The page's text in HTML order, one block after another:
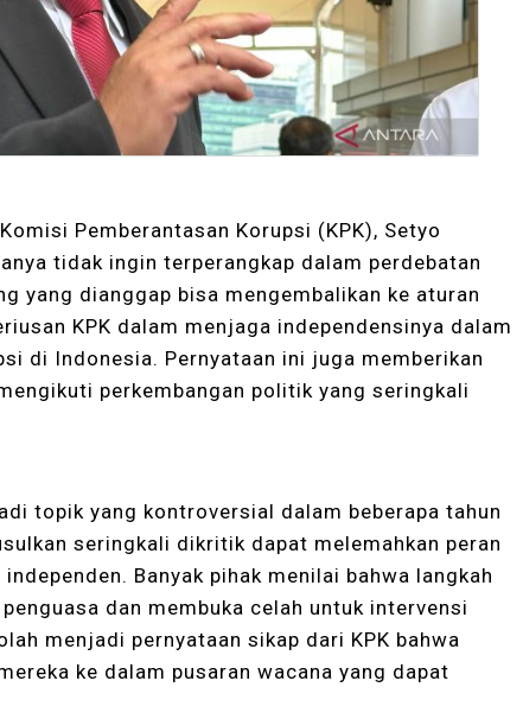
Pemberantasan Korupsi (KPK), Setyo
tidak ingin terperangkap dalam perdebatan
yang dianggap bisa mengembalikan ke aturan
KPK dalam menjaga independensinya dalam
di Indonesia. Pernyataan ini juga memberikan
perkembangan politik yang seringkali
topik yang kontroversial dalam beberapa tahun
seringkali dikritik dapat melemahkan peran
Banyak pihak menilai bahwa langkah
dan membuka celah untuk intervensi
menjadi pernyataan sikap dari KPK bahwa
ke dalam pusaran wacana yang dapat